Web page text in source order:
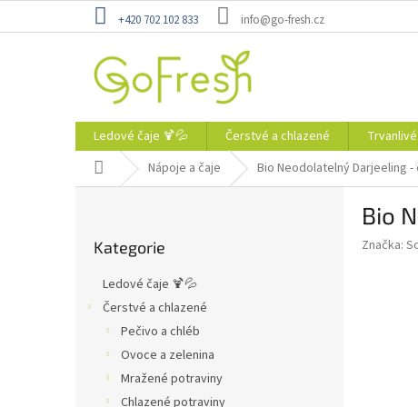
+420 702 102 833 info@go-fresh.cz
Ledové čaje 🍹💦 Čerstvé a chlazené
Domů Nápoje a čaje Bio Neodolatelný Darjeeling
kategorie
Kategorie
Ledové čaje 🍹💦
Čerstvé a chlazené
Pečivo a chléb
Ovoce a zelenina
Mražené potraviny
Chlazené potraviny
Bio
Značka: